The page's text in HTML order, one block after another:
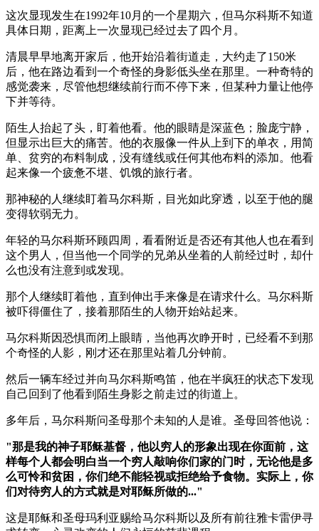
这次显现发生在1992年10月的一个星期六，但马尔科斯不知道
具体日期，距离上一次显现已经过去了四个月。
清晨早早地离开家后，他开始沿着街道走，大约走了150米
后，他在路边看到一个奇怪的身影低头坐在那里。一种奇特的
感觉袭来，尽管他想继续前行而不停下来，但某种力量让他停
下并等待。
陌生人抬起了头，盯着他看。他的眼睛是深蓝色；脸庞宁静，
但显示出巨大的痛苦。他的衣服像一件从上到下的单衣，用简
单、贫穷的布料制成，没有缝线或任何其他布料的添加。他看
起来像一个疲惫不堪、饥饿的旅行者。
那神秘的人继续盯着马尔科斯，目光如此穿透，以至于他的腿
变得软弱无力。
年轻的马尔科斯环顾四周，看看附近是否还有其他人也在看到
这个男人，但当他一个同学的兄弟从坐着的人前经过时，却什
么也没有注意到或发现。
那个人继续盯着他，直到伸出手来像是在请求什么。马尔科斯
被吓得僵住了，接着那陌生的人物开始站起来。
马尔科斯因恐惧而闭上眼睛，当他再次睁开时，已经看不到那
个奇怪的人影，刚才还在那里站着几分钟前。
然后一辆车经过并向马尔科斯鸣笛，他在半疯狂的状态下发现
自己回到了他看到陌生身影之前走过的街道上。
多年后，马尔科斯问圣母那个未知的人是谁。圣母回答他说：
"那是我的神子耶稣基督，他以穷人的形象出现在你面前，这
样每个人都会明白当一个穷人敲响你们家的门时，无论他是多
么可怜和贫困，你们绝不能轻视或拒绝给予食物。实际上，你
们对待穷人的方式就是对耶稣所做的..."
这是耶稣和圣母玛利亚赐给马尔科斯以及所有前往雅卡雷伊寻